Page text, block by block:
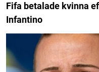
Fifa betalade kvinna
Infantino